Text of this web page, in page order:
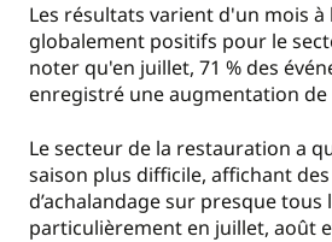
Les résultats varient d'un mois
globalement positifs pour le
noter qu'en juillet, 71 % des
enregistré une augmentation de
Le secteur de la restauration a
saison plus difficile, affichant des
d’achalandage sur presque tous
particulièrement en juillet, août